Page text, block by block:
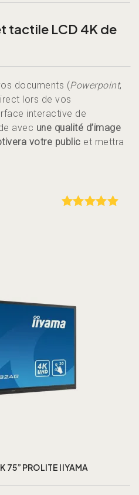
tactile LCD 4K de
documents (Powerpoint,
lors de vos
interactive de
avec une qualité d’image
votre public et mettra
75” PROLITE IIYAMA